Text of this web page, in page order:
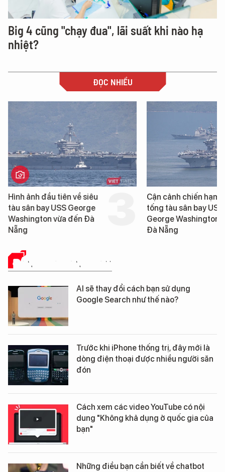
Big 4 cũng "chạy đua", lãi suất khi nào hạ
nhiệt?
ĐỌC NHIỀU
Hình ảnh đầu tiên về siêu
tàu sân bay USS George
Washington vừa đến Đà
Nẵng
Cận cảnh chiến hạm
tống tàu sân bay USS
George Washington
Đà Nẵng
ĐÁNH GIÁ SẢN PHẨM
AI sẽ thay đổi cách bạn sử dụng
Google Search như thế nào?
Trước khi iPhone thống trị, đây mới là
dòng điện thoại được nhiều người săn
đón
Cách xem các video YouTube có nội
dung "Không khả dụng ở quốc gia của
bạn"
Những điều bạn cần biết về chatbot